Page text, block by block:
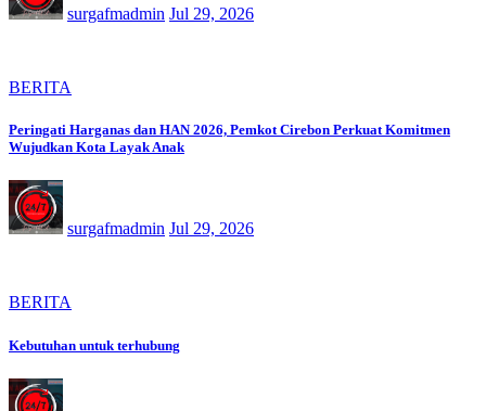
surgafmadmin Jul 29, 2026
BERITA
Peringati Harganas dan HAN 2026, Pemkot Cirebon Perkuat Komitmen
Wujudkan Kota Layak Anak
surgafmadmin Jul 29, 2026
BERITA
Kebutuhan untuk terhubung